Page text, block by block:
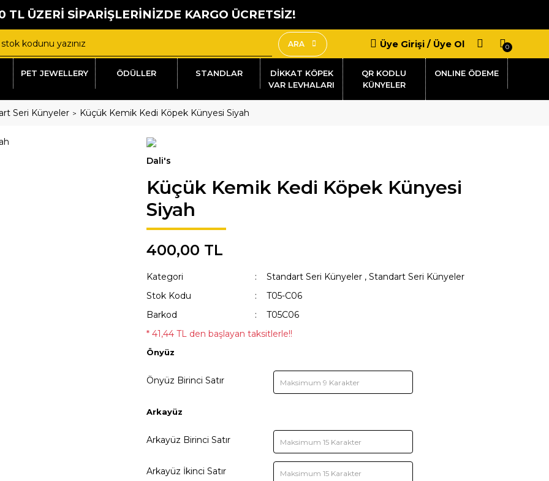
TL ÜZERİ SİPARİŞLERİNİZDE KARGO ÜCRETSİZ!
ARA Üye Girişi / Üye Ol 0
PET JEWELLERY ÖDÜLLER STANDLAR
DİKKAT KÖPEK
VAR LEVHALARI
QR KODLU
KÜNYELER
Seri Künyeler Küçük Kemik Kedi Köpek Künyesi Siyah
Dali's
Küçük Kemik Kedi Köpek Künyesi
Siyah
400,00 TL
Kategori Standart Seri Künyeler , Standart Seri Künyeler
Stok Kodu
T05-C06
Barkod
T05C06
* 41,44 TL den başlayan taksitlerle!!
Önyüz
Önyüz Birinci Satır
Arkayüz
Arkayüz Birinci Satır
Arkayüz İkinci Satır